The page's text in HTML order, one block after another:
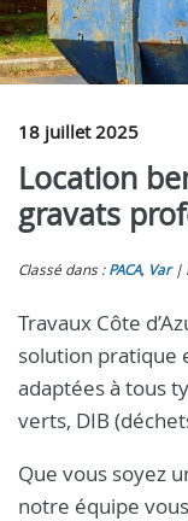
18 juillet 2025
Location
gravats
Classé dans : PACA, Var
Travaux Côte
solution pratique
adaptées à tous
verts, DIB
Que vous soyez
notre équipe